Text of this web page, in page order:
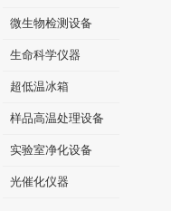
微生物检测设备
生命科学仪器
超低温冰箱
样品高温处理设备
实验室净化设备
光催化仪器